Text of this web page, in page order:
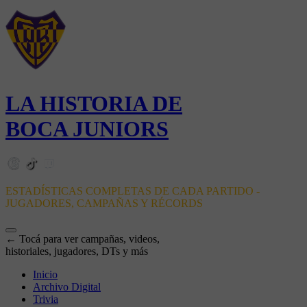
LA HISTORIA DE
BOCA JUNIORS
ESTADÍSTICAS COMPLETAS DE CADA PARTIDO -
JUGADORES, CAMPAÑAS Y RÉCORDS
← Tocá para ver campañas, videos,
historiales, jugadores, DTs y más
Inicio
Archivo Digital
Trivia